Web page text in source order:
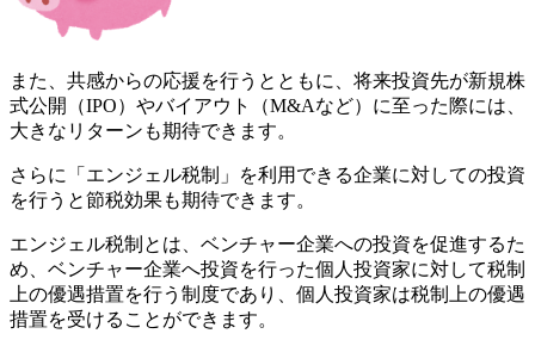
また、共感からの応援を行うとともに、将来投資先が新規株
式公開（IPO）やバイアウト（M&Aなど）に至った際には、
大きなリターンも期待できます。
さらに「エンジェル税制」を利用できる企業に対しての投資
を行うと節税効果も期待できます。
エンジェル税制とは、ベンチャー企業への投資を促進するた
め、ベンチャー企業へ投資を行った個人投資家に対して税制
上の優遇措置を行う制度であり、個人投資家は税制上の優遇
措置を受けることができます。